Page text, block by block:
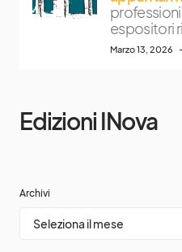
espositori
Marzo 13, 2026
Edizioni INova
Archivi